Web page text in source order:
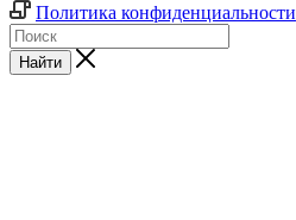
Политика конфиденциальности
Найти